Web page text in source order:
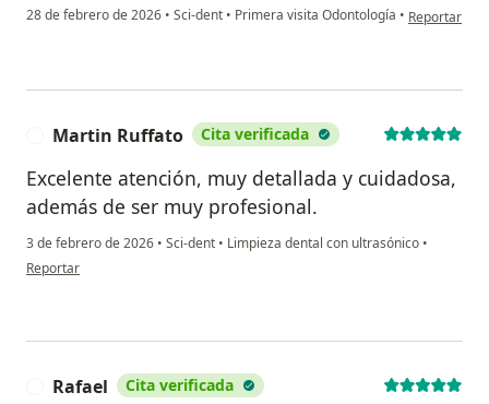
28 de febrero de 2026 • Sci-dent • Primera visita Odontología • en opinión
Reportar
Martin Ruffato Cita verificada
Excelente atención, muy detallada y cuidadosa,
además de ser muy profesional.
3 de febrero de 2026 • Sci-dent • Limpieza dental con ultrasónico •
en opinión del usuario Martin Ruffato
Reportar
Rafael Cita verificada